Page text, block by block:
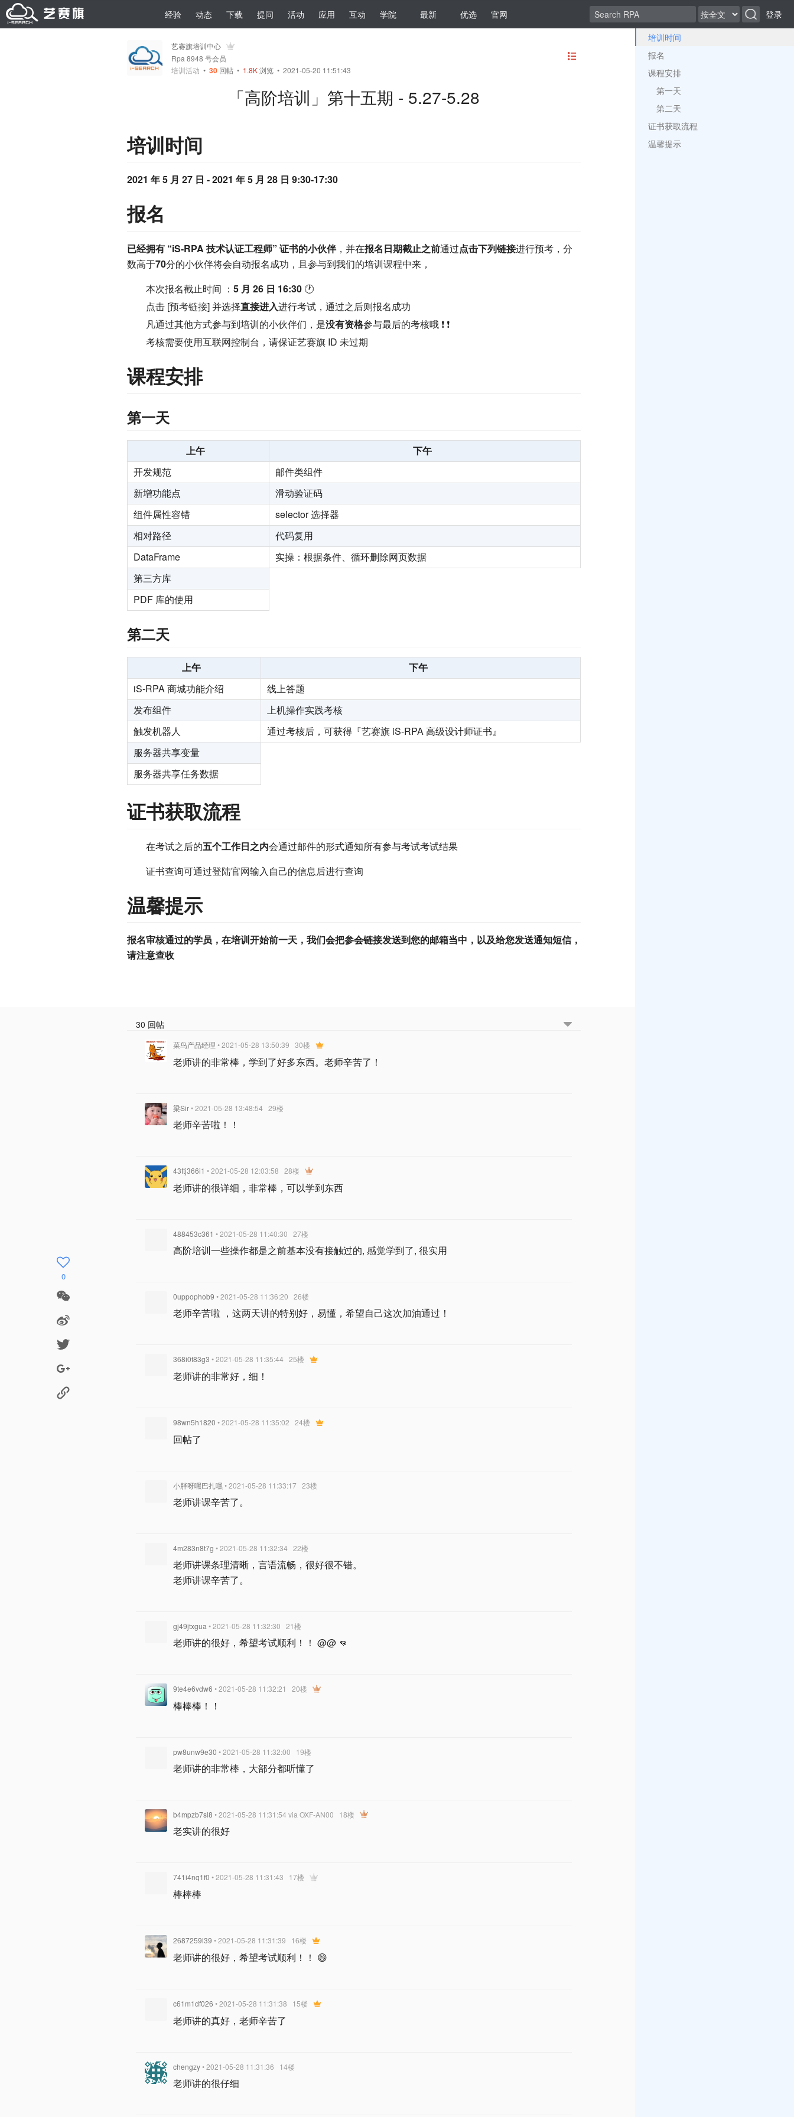
经验 动态 下载 提问 活动 应用 互动 学院 最新 优选 官网 登录
艺赛旗培训中心
Rpa 8948 号会员
培训活动 • 30回帖• 1.8K浏览 • 2021-05-20 11:51:43
「高阶培训」第十五期 - 5.27-5.28
培训时间
2021 年 5 月 27 日 - 2021 年 5 月 28 日 9:30-17:30
报名
已经拥有 “iS-RPA 技术认证工程师” 证书的小伙伴，并在报名日期截止之前通过点击下列链接进行预考，分
数高于70分的小伙伴将会自动报名成功，且参与到我们的培训课程中来，
本次报名截止时间 ： 5 月 26 日 16:30🕐
点击 [预考链接] 并选择直接进入进行考试，通过之后则报名成功
凡通过其他方式参与到培训的小伙伴们，是没有资格参与最后的考核哦 ❗ ❗
考核需要使用互联网控制台，请保证艺赛旗 ID 未过期
课程安排
第一天
上午
下午
开发规范
邮件类组件
新增功能点
滑动验证码
组件属性容错
selector 选择器
相对路径
代码复用
DataFrame
实操：根据条件、循环删除网页数据
第三方库
PDF 库的使用
第二天
上午
下午
iS-RPA 商城功能介绍
线上答题
发布组件
上机操作实践考核
触发机器人
通过考核后，可获得『艺赛旗 iS-RPA 高级设计师证书』
服务器共享变量
服务器共享任务数据
证书获取流程
在考试之后的五个工作日之内会通过邮件的形式通知所有参与考试考试结果
证书查询可通过登陆官网输入自己的信息后进行查询
温馨提示
报名审核通过的学员，在培训开始前一天，我们会把参会链接发送到您的邮箱当中，以及给您发送通知短信，
请注意查收
30 回帖
菜鸟产品经理 • 2021-05-28 13:50:39 30楼
老师讲的非常棒，学到了好多东西。老师辛苦了！
梁Sir• 2021-05-28 13:48:54 29楼
老师辛苦啦！！
43ftj366i1 • 2021-05-28 12:03:58 28楼
老师讲的很详细，非常棒，可以学到东西
488453c361 • 2021-05-28 11:40:30 27楼
高阶培训一些操作都是之前基本没有接触过的, 感觉学到了, 很实用
0uppophob9 • 2021-05-28 11:36:20 26楼
老师辛苦啦 ，这两天讲的特别好，易懂，希望自己这次加油通过！
368i0f83g3 • 2021-05-28 11:35:44 25楼
老师讲的非常好，细！
98wn5h1820 • 2021-05-28 11:35:02 24楼
回帖了
小胖呀嘿巴扎嘿 • 2021-05-28 11:33:17 23楼
老师讲课辛苦了。
4m283n8t7g • 2021-05-28 11:32:34 22楼
老师讲课条理清晰，言语流畅，很好很不错。
老师讲课辛苦了。
gj49jtxgua • 2021-05-28 11:32:30 21楼
老师讲的很好，希望考试顺利！！ @@ 👊
9te4e6vdw6 • 2021-05-28 11:32:21 20楼
棒棒棒！！
pw8unw9e30 • 2021-05-28 11:32:00 19楼
老师讲的非常棒，大部分都听懂了
b4mpzb7sl8 • 2021-05-28 11:31:54 via OXF-AN00 18楼
老实讲的很好
741i4nq1f0 • 2021-05-28 11:31:43 17楼
棒棒棒
2687259l39 • 2021-05-28 11:31:39 16楼
老师讲的很好，希望考试顺利！！ 😄
c61m1df026 • 2021-05-28 11:31:38 15楼
老师讲的真好，老师辛苦了
chengzy• 2021-05-28 11:31:36 14楼
老师讲的很仔细
0
培训时间
报名
课程安排
第一天
第二天
证书获取流程
温馨提示